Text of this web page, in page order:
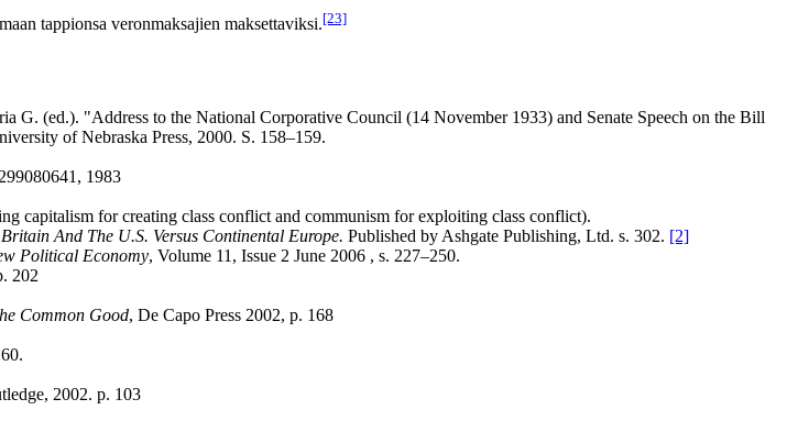
tappionsa veronmaksajien maksettaviksi.[23]
G. (ed.). "Address to the National Corporative Council (14 November 1933) and Senate Speech on the Bill
of Nebraska Press, 2000. S. 158–159.
1983
capitalism for creating class conflict and communism for exploiting class conflict).
And The U.S. Versus Continental Europe. Published by Ashgate Publishing, Ltd. s. 302. [2]
Political Economy, Volume 11, Issue 2 June 2006 , s. 227–250.
202
Common Good, De Capo Press 2002, p. 168
2002. p. 103